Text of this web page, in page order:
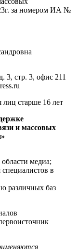
за номером ИА №
3, стр. 3, офис 211
лиц старше 16 лет
и массовых
медиа;
в
различных баз